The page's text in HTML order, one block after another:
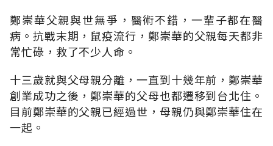
鄭崇華父親與世無爭，醫術不錯，一輩子都在醫
病。抗戰末期，鼠疫流行，鄭崇華的父親每天都非
常忙碌，救了不少人命。
十三歲就與父母親分離，一直到十幾年前，鄭崇華
創業成功之後，鄭崇華的父母也都遷移到台北住。
目前鄭崇華的父親已經過世，母親仍與鄭崇華住在
一起。